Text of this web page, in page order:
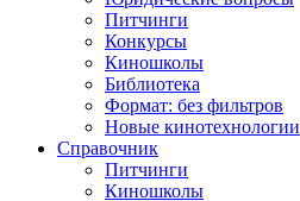
Питчинги
Конкурсы
Киношколы
Библиотека
Формат: без фильтров
Новые кинотехнологии
Справочник
Питчинги
Киношколы